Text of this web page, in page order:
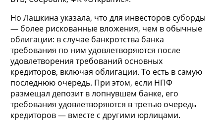
Но Лашкина указала, что для инвесторов суборды
— более рискованные вложения, чем в обычные
облигации: в случае банкротства банка
требования по ним удовлетворяются после
удовлетворения требований основных
кредиторов, включая облигации. То есть в самую
последнюю очередь. При этом, если НПФ
размещал депозит в лопнувшем банке, его
требования удовлетворяются в третью очередь
кредиторов — вместе с другими юрлицами.